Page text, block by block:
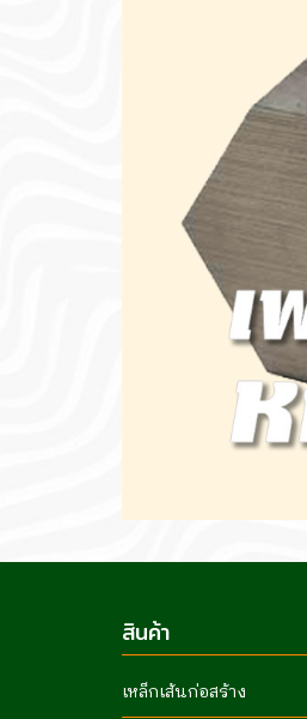
สินค้า
เหล็กเส้นก่อสร้าง